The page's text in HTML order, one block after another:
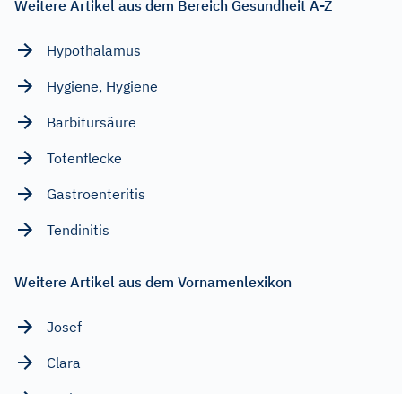
Weitere Artikel aus dem Bereich Gesundheit A-Z
Hypothalamus
Hygiene, Hygiene
Barbitursäure
Totenflecke
Gastroenteritis
Tendinitis
Weitere Artikel aus dem Vornamenlexikon
Josef
Clara